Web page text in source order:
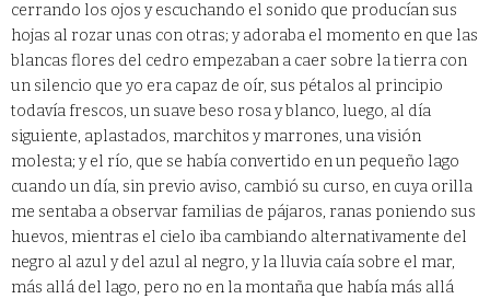
cerrando los ojos y escuchando el sonido que producían sus
hojas al rozar unas con otras; y adoraba el momento en que las
blancas flores del cedro empezaban a caer sobre la tierra con
un silencio que yo era capaz de oír, sus pétalos al principio
todavía frescos, un suave beso rosa y blanco, luego, al día
siguiente, aplastados, marchitos y marrones, una visión
molesta; y el río, que se había convertido en un pequeño lago
cuando un día, sin previo aviso, cambió su curso, en cuya orilla
me sentaba a observar familias de pájaros, ranas poniendo sus
huevos, mientras el cielo iba cambiando alternativamente del
negro al azul y del azul al negro, y la lluvia caía sobre el mar,
más allá del lago, pero no en la montaña que había más allá